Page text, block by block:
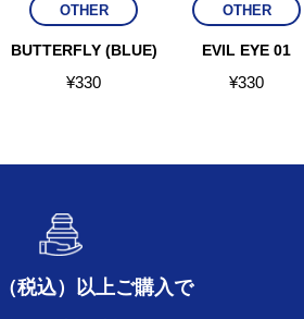
OTHER
BUTTERFLY (BLUE)
¥330
OTHER
EVIL EYE 01
¥330
税込）以上ご購入で